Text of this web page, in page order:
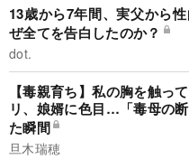
13歳から7年間、実父から
ぜ全てを告白したのか？
dot.
【毒親育ち】私の胸を触っ
リ、娘婿に色目…「毒母の
た瞬間
旦木瑞穂